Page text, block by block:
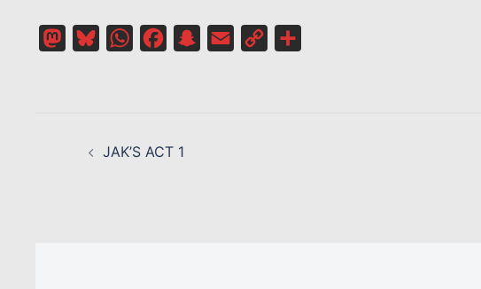
MastodonBlueskyWhatsAppFacebookSnapchat
Email
Copy
D’ARTICLE
JAK’S ACT 1